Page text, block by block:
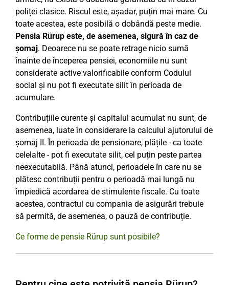
poliței clasice. Riscul este, așadar, puțin mai mare. Cu
toate acestea, este posibilă o dobândă peste medie.
Pensia Rürup este, de asemenea, sigură în caz de
șomaj. Deoarece nu se poate retrage nicio sumă
înainte de începerea pensiei, economiile nu sunt
considerate active valorificabile conform Codului
social și nu pot fi executate silit în perioada de
acumulare.
Contribuțiile curente și capitalul acumulat nu sunt, de
asemenea, luate în considerare la calculul ajutorului de
șomaj II. În perioada de pensionare, plățile - ca toate
celelalte - pot fi executate silit, cel puțin peste partea
neexecutabilă. Până atunci, perioadele în care nu se
plătesc contribuții pentru o perioadă mai lungă nu
împiedică acordarea de stimulente fiscale. Cu toate
acestea, contractul cu compania de asigurări trebuie
să permită, de asemenea, o pauză de contribuție.
Ce forme de pensie Rürup sunt posibile?